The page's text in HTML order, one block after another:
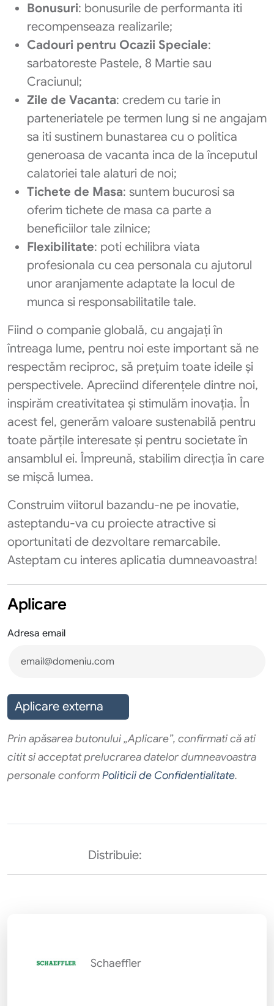
Bonusuri: bonusurile de performanta iti
recompenseaza realizarile;
Cadouri pentru Ocazii Speciale:
sarbatoreste Pastele, 8 Martie sau
Craciunul;
Zile de Vacanta: credem cu tarie in
parteneriatele pe termen lung si ne angajam
sa iti sustinem bunastarea cu o politica
generoasa de vacanta inca de la începutul
calatoriei tale alaturi de noi;
Tichete de Masa: suntem bucurosi sa
oferim tichete de masa ca parte a
beneficiilor tale zilnice;
Flexibilitate: poti echilibra viata
profesionala cu cea personala cu ajutorul
unor aranjamente adaptate la locul de
munca si responsabilitatile tale.
Fiind o companie globală, cu angajați în
întreaga lume, pentru noi este important să ne
respectăm reciproc, să prețuim toate ideile și
perspectivele. Apreciind diferențele dintre noi,
inspirăm creativitatea și stimulăm inovația. În
acest fel, generăm valoare sustenabilă pentru
toate părțile interesate și pentru societate în
ansamblul ei. Împreună, stabilim direcția în care
se mișcă lumea.
Construim viitorul bazandu-ne pe inovatie,
asteptandu-va cu proiecte atractive si
oportunitati de dezvoltare remarcabile.
Asteptam cu interes aplicatia dumneavoastra!
Aplicare
Adresa email
Aplicare externa
Prin apăsarea butonului „Aplicare”, confirmati că ati
citit si acceptat prelucrarea datelor dumneavoastra
personale conformPoliticii de Confidentialitate.
Distribuie:
Schaeffler